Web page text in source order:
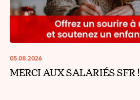
05.08.2026
MERCI AUX SALARIÉS SFR !